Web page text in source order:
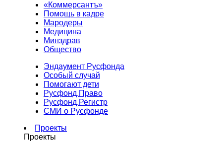
«Коммерсантъ»
Помощь в кадре
Мародеры
Медицина
Минздрав
Общество
Эндаумент Русфонда
Особый случай
Помогают дети
Русфонд.Право
Русфонд.Регистр
СМИ о Русфонде
Проекты
Проекты